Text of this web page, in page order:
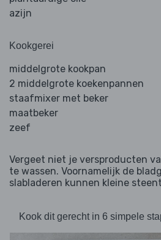
azijn
Kookgerei
middelgrote kookpan
2 middelgrote koekenpannen
staafmixer met beker
maatbeker
zeef
Vergeet niet je versproducten
te wassen. Voornamelijk de
slabladeren kunnen kleine
Kook dit gerecht in 6 simpele